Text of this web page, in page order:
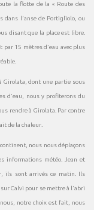
la flotte de la « Route des
dans l’anse de Portigliolo, ou
disant que la place est libre.
15 mètres d’eau avec plus
Girolata, dont une partie sous
d’eau, nous y profiterons du
rendre à Girolata. Par contre
de la chaleur.
nous nous déplaçons
informations météo. Jean et
ils sont arrivés ce matin. Ils
Calvi pour se mettre à l’abri
notre choix est fait, nous